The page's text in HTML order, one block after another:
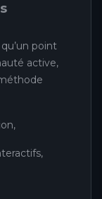
point
active,